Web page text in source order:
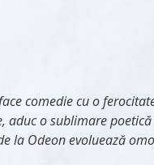
comedie cu o
aduc o sublimare
la Odeon evoluează